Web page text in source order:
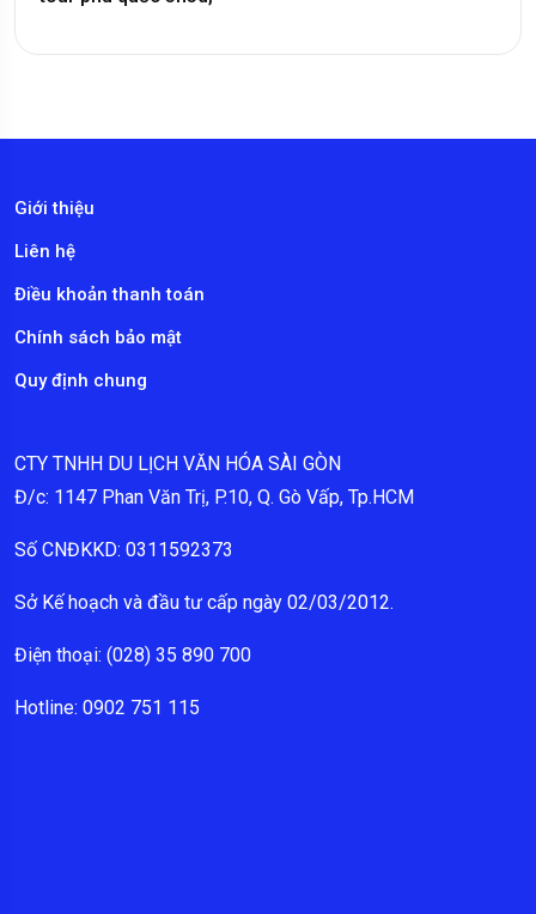
Giới thiệu
Liên hệ
Điều khoản thanh toán
Chính sách bảo mật
Quy định chung
CTY TNHH DU LỊCH VĂN HÓA SÀI GÒN
Đ/c: 1147 Phan Văn Trị, P.10, Q. Gò Vấp, Tp.HCM
Số CNĐKKD: 0311592373
Sở Kế hoạch và đầu tư cấp ngày 02/03/2012.
Điện thoại: (028) 35 890 700
Hotline: 0902 751 115